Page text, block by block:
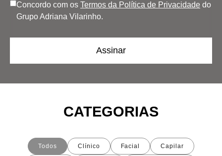
Concordo com os Termos da Política de Privacidade do
Grupo Adriana Vilarinho.
CATEGORIAS
Todos Clínico Facial Capilar